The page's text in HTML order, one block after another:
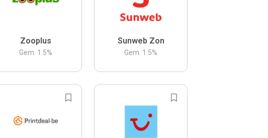
Zooplus
Gem. 1.5%
Sunweb Zon
Gem. 1.5%